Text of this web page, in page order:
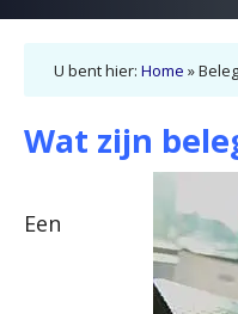
U bent hier: Home »
Wat zijn
Een